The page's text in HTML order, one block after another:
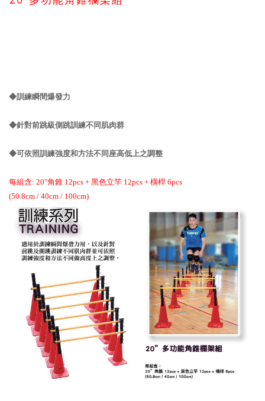
◆訓練瞬間爆發力
◆針對前跳級側跳訓練不同肌肉群
◆可依照訓練強度和方法不同座高低上之調整
每組含: 20"角錐 12pcs + 黑色立竿 12pcs + 橫桿 6pcs
(50.8cm / 40cm / 100cm)